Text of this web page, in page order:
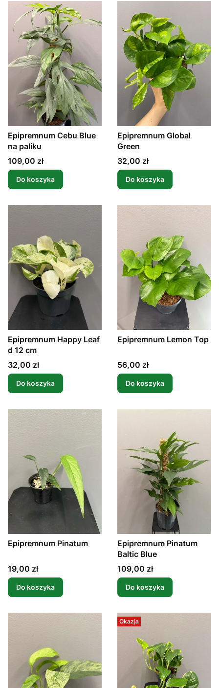
Epipremnum Cebu Blue
na paliku
Cena
109,00 zł
Do koszyka
Epipremnum Global
Green
Cena
32,00 zł
Do koszyka
Epipremnum Happy Leaf
d 12 cm
Cena
32,00 zł
Do koszyka
Epipremnum Lemon Top
Cena
56,00 zł
Do koszyka
Epipremnum Pinatum
Cena
19,00 zł
Do koszyka
Epipremnum Pinatum
Baltic Blue
Cena
109,00 zł
Do koszyka
Okazja